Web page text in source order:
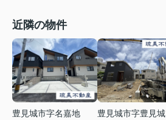
近隣の物件
豊見城市字名嘉地
豊見城市字豊見城